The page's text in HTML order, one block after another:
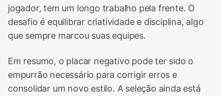
jogador, tem um longo trabalho pela frente. O
desafio é equilibrar criatividade e disciplina, algo
que sempre marcou suas equipes.
Em resumo, o placar negativo pode ter sido o
empurrão necessário para corrigir erros e
consolidar um novo estilo. A seleção ainda está